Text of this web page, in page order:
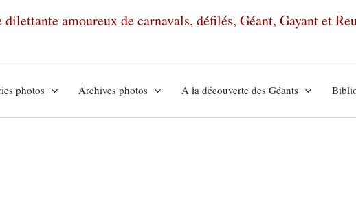
amoureux de carnavals, défilés, Géant, Gayant et
photos Archives photos A la découverte des Géants